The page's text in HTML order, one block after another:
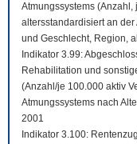
Atmungssystems
altersstandardisiert an
und Geschlecht, Region,
Indikator 3.99:
Rehabilitation und
(Anzahl/je 100.000 aktiv
Atmungssystems nach
2001
Indikator 3.100: